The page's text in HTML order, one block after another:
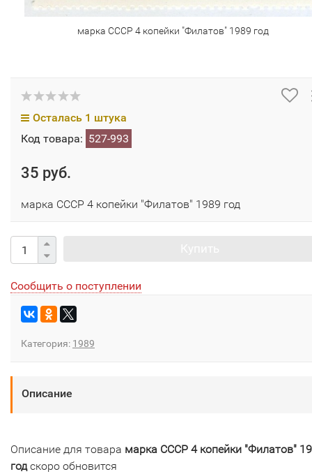
марка СССР 4 копейки "Филатов" 1989 год
Осталась 1 штука
Код товара: 527-993
35 руб.
марка СССР 4 копейки "Филатов" 1989 год
Сообщить о поступлении
Категория: 1989
Описание
Описание для товара марка СССР 4 копейки "Филатов"
годскоро обновится